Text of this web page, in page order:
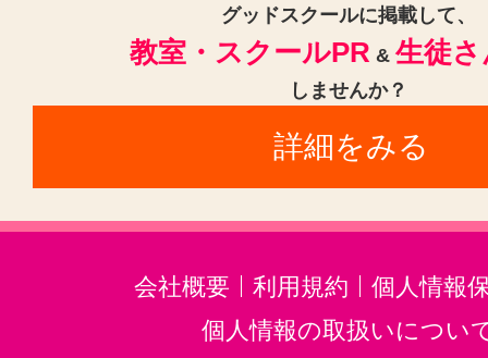
向ヶ丘遊園駅(2)
柳小路駅(2)
西横浜駅(2)
藤が丘駅(神奈川)(2)
あざみ野
若葉台駅(2)
南林間
田奈駅(2)
武蔵新城駅(2)
大倉山駅(神奈川)(2)
戸塚駅(2)
武蔵溝ノ口駅(2)
京急鶴見駅(2)
横須賀中央駅(2)
鶴見市場駅(2)
グッドスクールに掲載して、
教室・スクールPR & 生徒
しませんか？
詳細をみる
会社概要 利用規約
個人情報
個人情報の取扱いについ